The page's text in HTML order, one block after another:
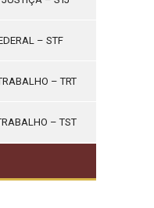
– STF
– TRT
– TST